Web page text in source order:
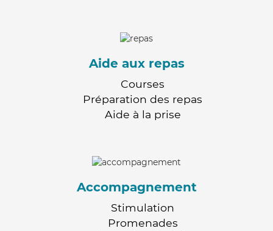
Aide aux repas
Courses
Préparation des repas
Aide à la prise
Accompagnement
Stimulation
Promenades